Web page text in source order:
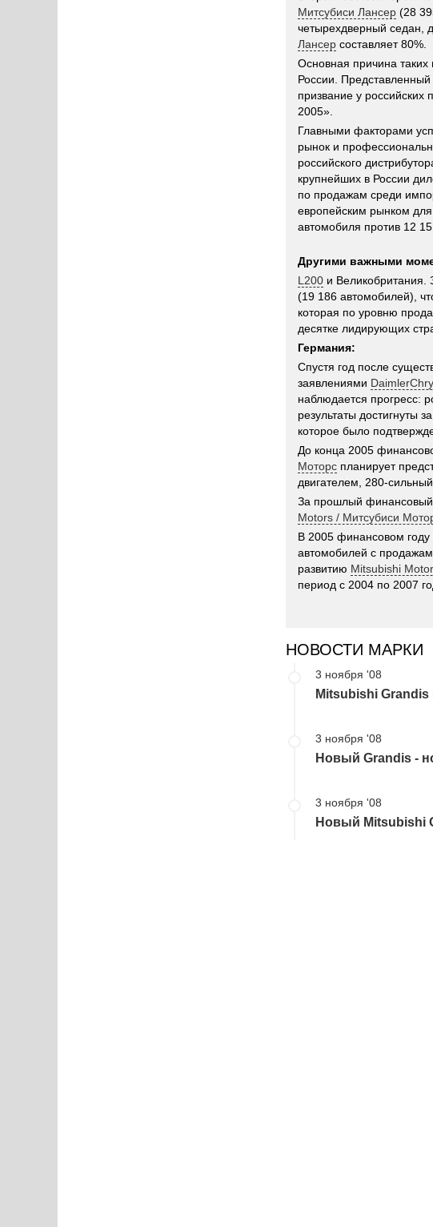
Митсубиси Лансер (28
четырехдверный седан,
Лансер составляет 80%.
Основная причина
России.
призвание у российских
2005».
Главными факторами
рынок и
российского
крупнейших в России
по продажам среди
европейским рынком для
автомобиля против 12
Другими важными
L200 и Великобритания.
(19 186 автомобилей),
которая по уровню
десятке лидирующих
Германия:
Cпустя год после
заявлениями
наблюдается прогресс:
результаты достигнуты
которое было
До конца 2005
Моторс планирует
двигателем, 280-
За прошлый финансовый
Motors / Митсубиси
В 2005 финансовом году
автомобилей с
развитию Mitsubishi
период с 2004 по 2007
НОВОСТИ МАРКИ
3 ноября '08
Mitsubishi
3 ноября '08
Новый Grandis -
3 ноября '08
Новый Mitsubishi